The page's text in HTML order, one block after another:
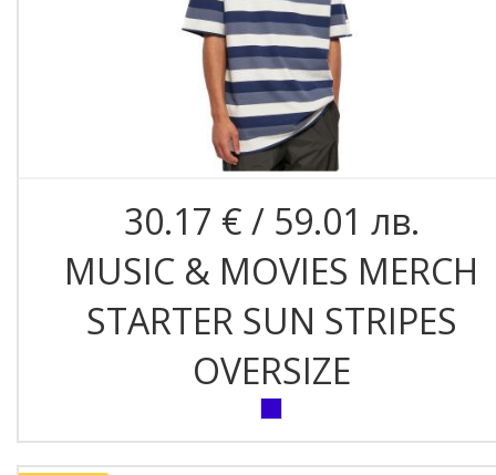
30.17 € / 59.01 лв.
MUSIC & MOVIES MERCH
STARTER SUN STRIPES
OVERSIZE